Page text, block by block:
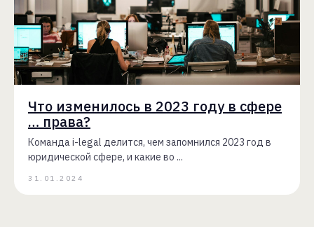
Что изменилось в 2023 году в сфере
… права?
Команда i-legal делится, чем запомнился 2023 год в
юридической сфере, и какие во ...
31.01.2024